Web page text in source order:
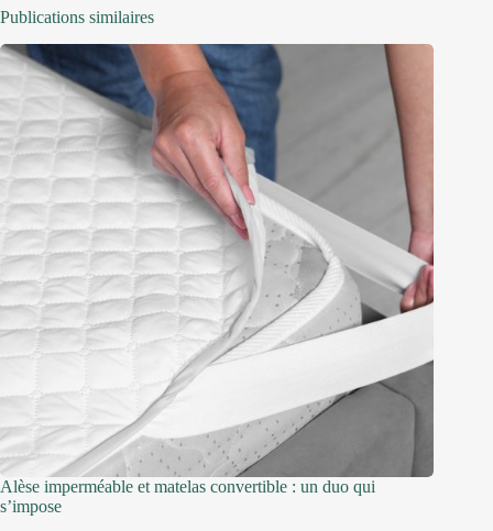
Publications similaires
Alèse imperméable et matelas convertible : un duo qui
s’impose